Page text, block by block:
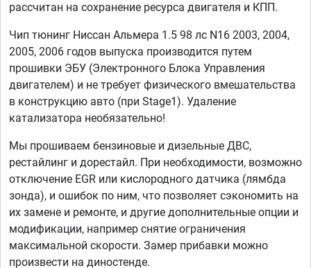
рассчитан на сохранение ресурса двигателя и КПП.
Чип тюнинг Ниссан Альмера 1.5 98 лс N16 2003, 2004,
2005, 2006 годов выпуска производится путем
прошивки ЭБУ (Электронного Блока Управления
двигателем) и не требует физического вмешательства
в конструкцию авто (при Stage1). Удаление
катализатора необязательно!
Мы прошиваем бензиновые и дизельные ДВС,
рестайлинг и дорестайл. При необходимости, возможно
отключение EGR или кислородного датчика (лямбда
зонда), и ошибок по ним, что позволяет сэкономить на
их замене и ремонте, и другие дополнительные опции и
модификации, например снятие ограничения
максимальной скорости. Замер прибавки можно
произвести на диностенде.